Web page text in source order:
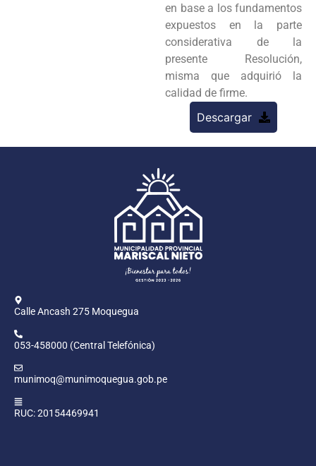
en base a los fundamentos
expuestos en la parte
considerativa de la
presente Resolución,
misma que adquirió la
calidad de firme.
Descargar
Calle Ancash 275 Moquegua
053-458000 (Central Telefónica)
munimoq@munimoquegua.gob.pe
RUC: 20154469941